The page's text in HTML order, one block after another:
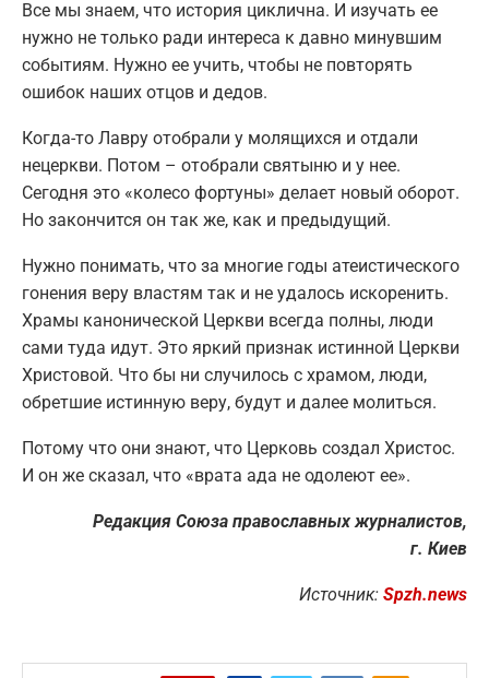
Все мы знаем, что история циклична. И изучать ее
нужно не только ради интереса к давно минувшим
событиям. Нужно ее учить, чтобы не повторять
ошибок наших отцов и дедов.
Когда-то Лавру отобрали у молящихся и отдали
нецеркви. Потом – отобрали святыню и у нее.
Сегодня это «колесо фортуны» делает новый оборот.
Но закончится он так же, как и предыдущий.
Нужно понимать, что за многие годы атеистического
гонения веру властям так и не удалось искоренить.
Храмы канонической Церкви всегда полны, люди
сами туда идут. Это яркий признак истинной Церкви
Христовой. Что бы ни случилось с храмом, люди,
обретшие истинную веру, будут и далее молиться.
Потому что они знают, что Церковь создал Христос.
И он же сказал, что «врата ада не одолеют ее».
Редакция Союза православных журналистов,
г. Киев
Источник: Spzh.news